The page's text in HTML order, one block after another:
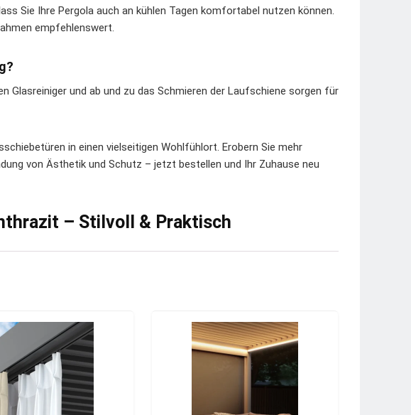
Sie Ihre Pergola auch an kühlen Tagen komfortabel nutzen können.
empfehlenswert.
Glasreiniger und ab und zu das Schmieren der Laufschiene sorgen für
in einen vielseitigen Wohlfühlort. Erobern Sie mehr
von Ästhetik und Schutz – jetzt bestellen und Ihr Zuhause neu
– Stilvoll & Praktisch